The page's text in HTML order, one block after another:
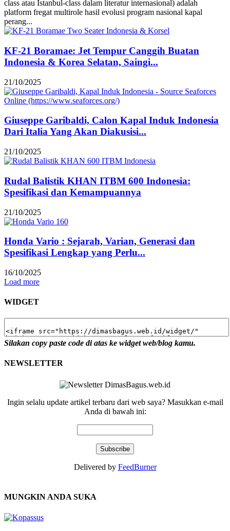
class atau Istanbul-class dalam literatur internasional) adalah
platform fregat multirole hasil evolusi program nasional kapal
perang...
KF-21 Boramae: Jet Tempur Canggih Buatan
Indonesia & Korea Selatan, Saingi...
21/10/2025
Giuseppe Garibaldi, Calon Kapal Induk Indonesia
Dari Italia Yang Akan Diakusisi...
21/10/2025
Rudal Balistik KHAN ITBM 600 Indonesia:
Spesifikasi dan Kemampuannya
21/10/2025
Honda Vario : Sejarah, Varian, Generasi dan
Spesifikasi Lengkap yang Perlu...
16/10/2025
Load more
WIDGET
Silakan copy paste code di atas ke widget web/blog kamu.
NEWSLETTER
Ingin selalu update artikel terbaru dari web saya? Masukkan e-mail
Anda di bawah ini:
Delivered by FeedBurner
MUNGKIN ANDA SUKA